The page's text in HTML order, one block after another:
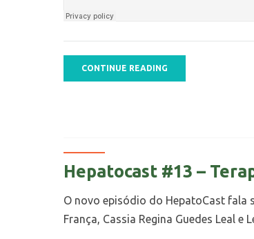
CONTINUE READING
Hepatocast #13 –
O novo episódio do HepatoCast fala
França, Cassia Regina Guedes Leal e